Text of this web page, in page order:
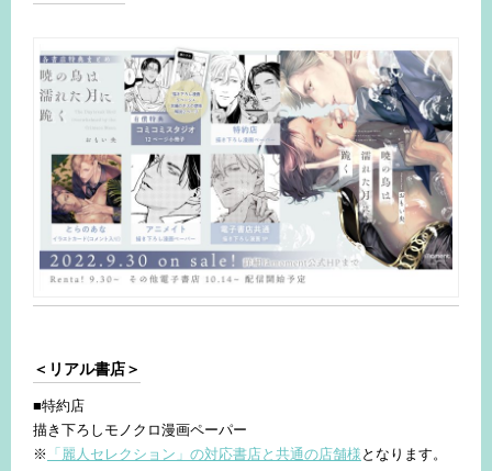
＜リアル書店＞
■特約店
描き下ろしモノクロ漫画ペーパー
※ 「麗人セレクション」の対応書店と共通の店舗様 となります。